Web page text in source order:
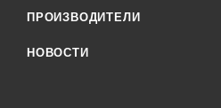
ПРОИЗВОДИТЕЛИ
НОВОСТИ